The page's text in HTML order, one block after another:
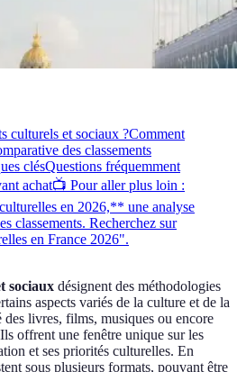
culturels et sociaux ?Comment
des classements
clésQuestions fréquemment
achat📺 Pour aller plus loin :
en 2026,** une analyse
classements. Recherchez sur
en France 2026".
sociaux désignent des méthodologies
aspects variés de la culture et de la
livres, films, musiques ou encore
offrent une fenêtre unique sur les
et ses priorités culturelles. En
sous plusieurs formats, pouvant être